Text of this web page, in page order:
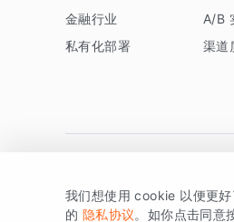
金融行业
私有化部署
A/B
渠道
版权所有 © 北京易数科技有
我们想使用 cookie 以便更
的 隐私协议。如你点击同意